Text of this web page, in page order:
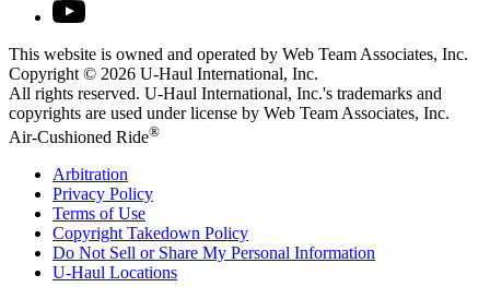
This website is owned and operated by Web Team Associates, Inc.
Copyright © 2026 U-Haul International, Inc.
All rights reserved. U-Haul International, Inc.'s trademarks and
copyrights are used under license by Web Team Associates, Inc.
Air-Cushioned Ride®
Arbitration
Privacy Policy
Terms of Use
Copyright Takedown Policy
Do Not Sell or Share My Personal Information
U-Haul Locations